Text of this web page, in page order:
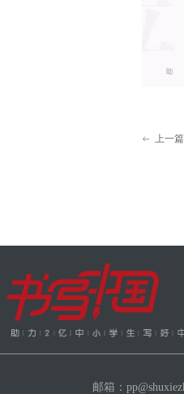
ꂃ 上一篇
邮箱：